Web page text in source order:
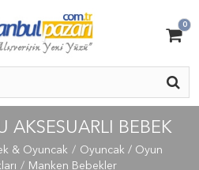
0
AKSESUARLI BEBEK
& Oyuncak
Oyuncak / Oyun
Manken Bebekler